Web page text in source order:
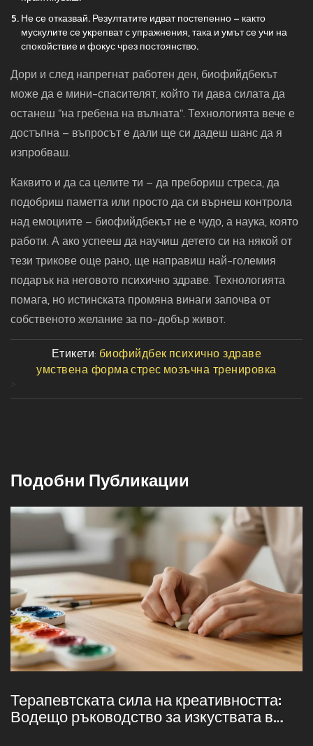
Не се отказвай. Резултатите идват постепенно – както
мускулите се укрепват с упражнения, така и умът се учи на
спокойствие и фокус чрез постоянство.
Дори и след напрегнат работен ден, биофийдбекът
може да е мини-спасителят, който ти дава силата да
останеш "на гребена на вълната". Технологията вече е
достъпна – въпросът е дали ще си дадеш шанс да я
изпробваш.
Каквито и да са целите ти – да пребориш стреса, да
подобриш паметта или просто да си върнеш контрола
над емоциите – биофийдбекът не е чудо, а наука, която
работи. А ако успееш да научиш детето си на някой от
тези трикове още рано, ще направиш най-големия
подарък на неговото психично здраве. Технологията
помага, но истинската промяна винаги започва от
собственото желание за по-добър живот.
Етикети: биофийдбек психично здраве
умствена формастрес мозъчна тренировка
Подобни Публикации
Терапевтската сила на креативността:
Водещо ръководство за изкуствата в
терапията